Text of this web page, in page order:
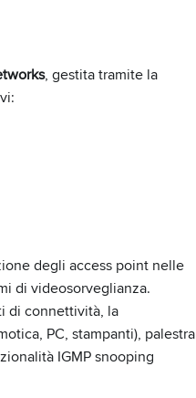
, gestita tramite la
degli access point nelle
di videosorveglianza.
di connettività, la
PC, stampanti), palestra
IGMP snooping